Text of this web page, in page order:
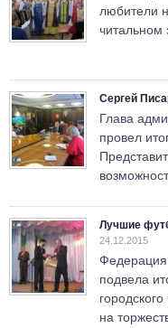
любители
читальном
Сергей
Глава
провел
Лучшие
24.12.2015
Федерация
подвела
на